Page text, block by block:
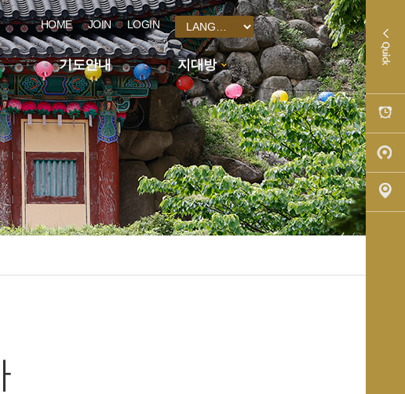
HOME JOIN LOGIN
기도안내
지대방